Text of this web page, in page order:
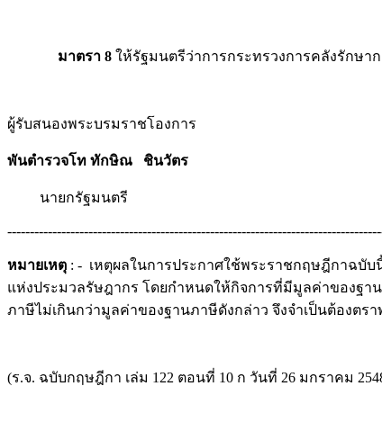
มาตรา 8 ให้รัฐมนตรีว่าการกระทรวงการคลังรักษ
ผู้รับสนองพระบรมราชโองการ
พันตำรวจโท ทักษิณ ชินวัตร
นายกรัฐมนตรี
หมายเหตุ : - เหตุผลในการประกาศใช้พระราชกฤษฎีกาฉบั
แห่งประมวลรัษฎากร โดยกำหนดให้กิจการที่มีมูลค่าของฐา
ภาษีไม่เกินกว่ามูลค่าของฐานภาษีดังกล่าว จึงจำเป็นต้องตร
(ร.จ. ฉบับกฤษฎีกา เล่ม 122 ตอนที่ 10 ก วันที่ 26 มกราคม